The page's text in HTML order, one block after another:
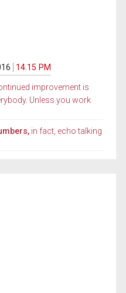
14.15 PM
improvement is
Unless you work
in fact, echo talking